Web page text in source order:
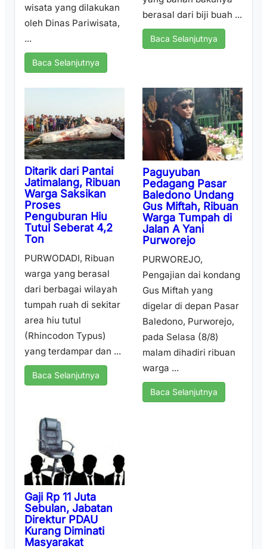
wisata yang dilakukan
oleh Dinas Pariwisata,
...
Baca Selanjutnya
berasal dari biji buah ...
Baca Selanjutnya
Ditarik dari Pantai
Jatimalang, Ribuan
Warga Saksikan
Proses
Penguburan Hiu
Tutul Seberat 4,2
Ton
PURWODADI, Ribuan
warga yang berasal
dari berbagai wilayah
tumpah ruah di sekitar
area hiu tutul
(Rhincodon Typus)
yang terdampar dan ...
Baca Selanjutnya
Paguyuban
Pedagang Pasar
Baledono Undang
Gus Miftah, Ribuan
Warga Tumpah di
Jalan A Yani
Purworejo
PURWOREJO,
Pengajian dai kondang
Gus Miftah yang
digelar di depan Pasar
Baledono, Purworejo,
pada Selasa (8/8)
malam dihadiri ribuan
warga ...
Baca Selanjutnya
Gaji Rp 11 Juta
Sebulan, Jabatan
Direktur PDAU
Kurang Diminati
Masyarakat